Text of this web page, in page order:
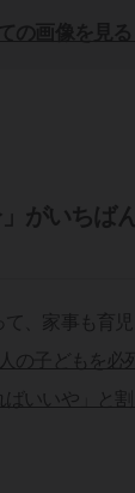
がいちば
て、家事も育児
の子どもを必
ばいいや」と